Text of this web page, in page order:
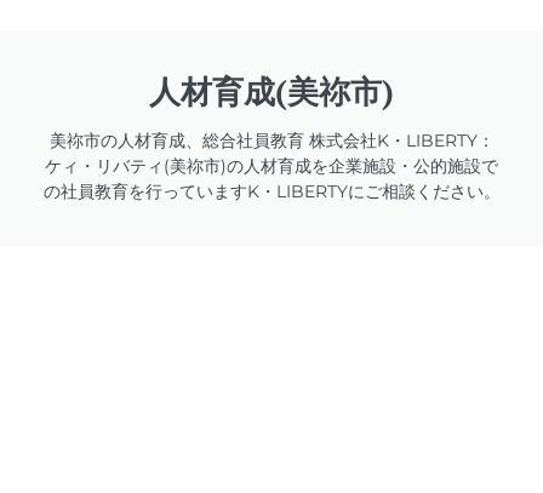
人材育成(美祢市)
美祢市の人材育成、総合社員教育 株式会社K・LIBERTY：
ケィ・リバティ(美祢市)の人材育成を企業施設・公的施設で
の社員教育を行っていますK・LIBERTYにご相談ください。